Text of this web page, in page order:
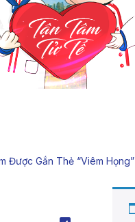
Được Gắn Thẻ “viêm Họng”